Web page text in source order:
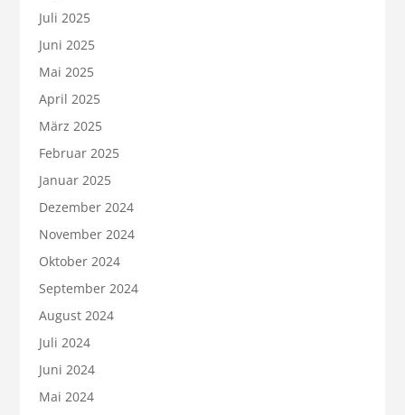
Juli 2025
Juni 2025
Mai 2025
April 2025
März 2025
Februar 2025
Januar 2025
Dezember 2024
November 2024
Oktober 2024
September 2024
August 2024
Juli 2024
Juni 2024
Mai 2024